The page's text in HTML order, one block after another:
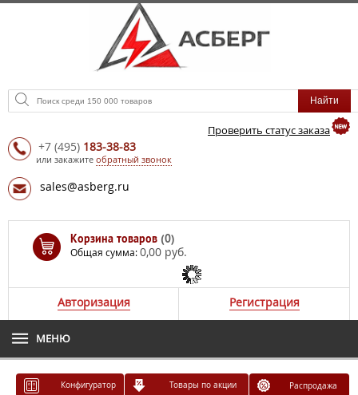
Проверить статус заказа
+7 (495) 183-38-83
или закажите обратный звонок
sales@asberg.ru
Корзина товаров (0)
Общая сумма:0,00 руб.
Авторизация Регистрация
МЕНЮ
Конфигуратор Товары по акции Распродажа